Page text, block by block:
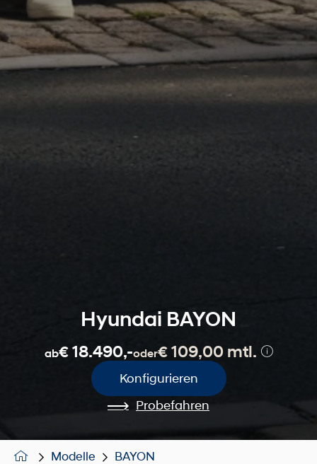
Hyundai BAYON
ab€ 18.490,-oder€ 109,00 mtl.
Konfigurieren
Probefahren
Modelle BAYON